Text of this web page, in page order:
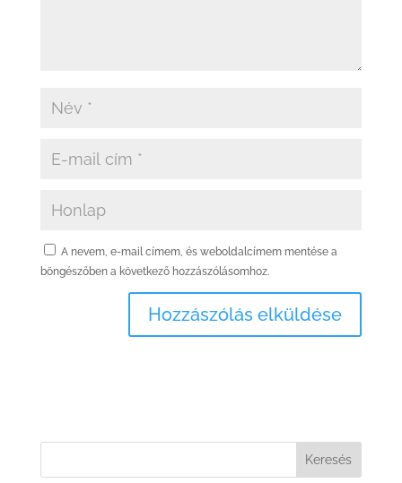
A nevem, e-mail címem, és weboldalcímem mentése a
böngészőben a következő hozzászólásomhoz.